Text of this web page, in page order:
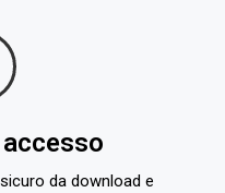
da download e